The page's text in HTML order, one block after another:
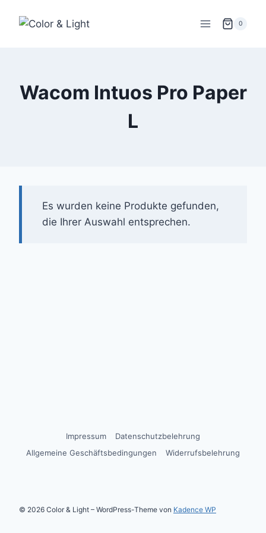
Inhalt
0
Wacom Intuos Pro Paper
L
Es wurden keine Produkte gefunden,
die Ihrer Auswahl entsprechen.
Impressum
Datenschutzbelehrung
Allgemeine Geschäftsbedingungen
Widerrufsbelehrung
© 2026 Color & Light – WordPress-Theme von Kadence WP